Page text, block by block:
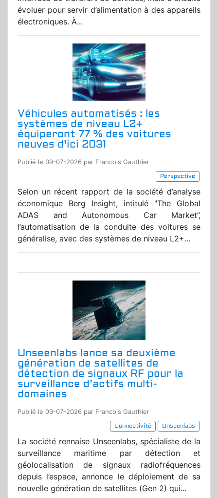
évoluer pour servir d’alimentation à des appareils
électroniques. À...
Véhicules automatisés : les
systèmes de niveau L2+
équiperont 77 % des voitures
neuves d'ici 2031
Publié le 09-07-2026 par Francois Gauthier
Perspective
Selon un récent rapport de la société d’analyse
économique Berg Insight, intitulé "The Global
ADAS and Autonomous Car Market”,
l’automatisation de la conduite des voitures se
généralise, avec des systèmes de niveau L2+...
Unseenlabs lance sa deuxième
génération de satellites de
détection de signaux RF pour la
surveillance d’actifs multi-
domaines
Publié le 09-07-2026 par Francois Gauthier
Connectivité
Unseenlabs
La société rennaise Unseenlabs, spécialiste de la
surveillance maritime par détection et
géolocalisation de signaux radiofréquences
depuis l’espace, annonce le déploiement de sa
nouvelle génération de satellites (Gen 2) qui...